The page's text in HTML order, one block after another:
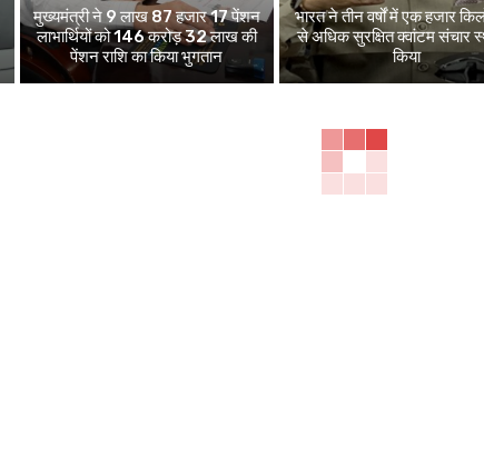
मुख्यमंत्री ने 9 लाख 87 हजार 17 पेंशन
लाभार्थियों को 146 करोड़ 32 लाख की
पेंशन राशि का किया भुगतान
भारत ने तीन वर्षों में एक हजार
से अधिक सुरक्षित क्वांटम संचार
किया